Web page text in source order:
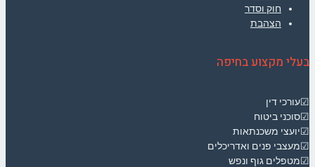
חוק וסדר
הצהבת
בעלי מקצוע בחיפה
☑עורכי דין
☑סוכני ביטוח
☑יועצי משכנתאות
☑מעצבי פנים ואדריכלים
☑מטפלים גוף ונפש